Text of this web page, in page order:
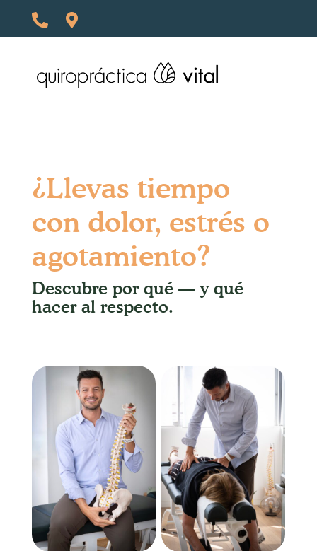
¿Llevas tiempo
con dolor, estrés o
agotamiento?
Descubre por qué — y qué
hacer al respecto.